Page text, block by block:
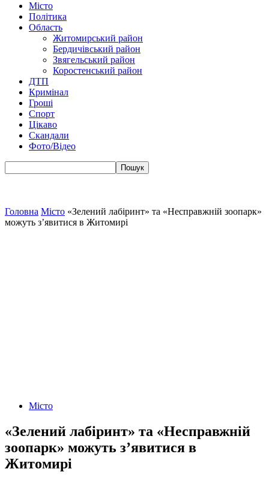
Місто
Політика
Область
Житомирський район
Бердичівський район
Звягельський район
Коростенський район
ДТП
Кримінал
Гроші
Спорт
Цікаво
Скандали
Фото/Відео
Головна Місто «Зелений лабіринт» та «Несправжній зоопарк»
можуть з’явитися в Житомирі
Місто
«Зелений лабіринт» та «Несправжній
зоопарк» можуть з’явитися в
Житомирі